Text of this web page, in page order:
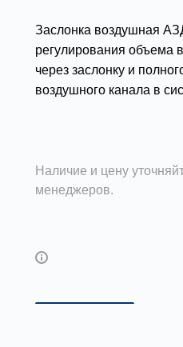
Заслонка воздушная
регулирования объема
через заслонку и
воздушного канала в
Наличие и цену
менеджеров.